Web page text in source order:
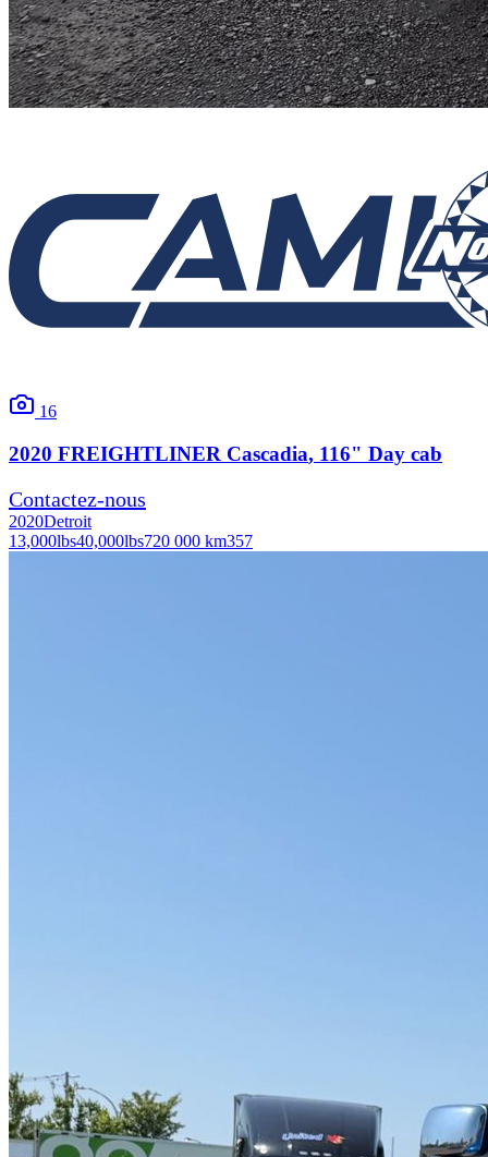
16
2020 FREIGHTLINER Cascadia, 116" Day cab
Contactez-nous
2020Detroit
13,000lbs40,000lbs720 000 km357